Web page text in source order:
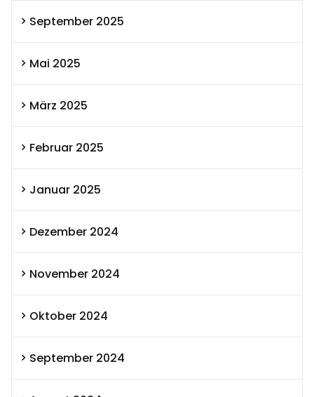
September 2025
Mai 2025
März 2025
Februar 2025
Januar 2025
Dezember 2024
November 2024
Oktober 2024
September 2024